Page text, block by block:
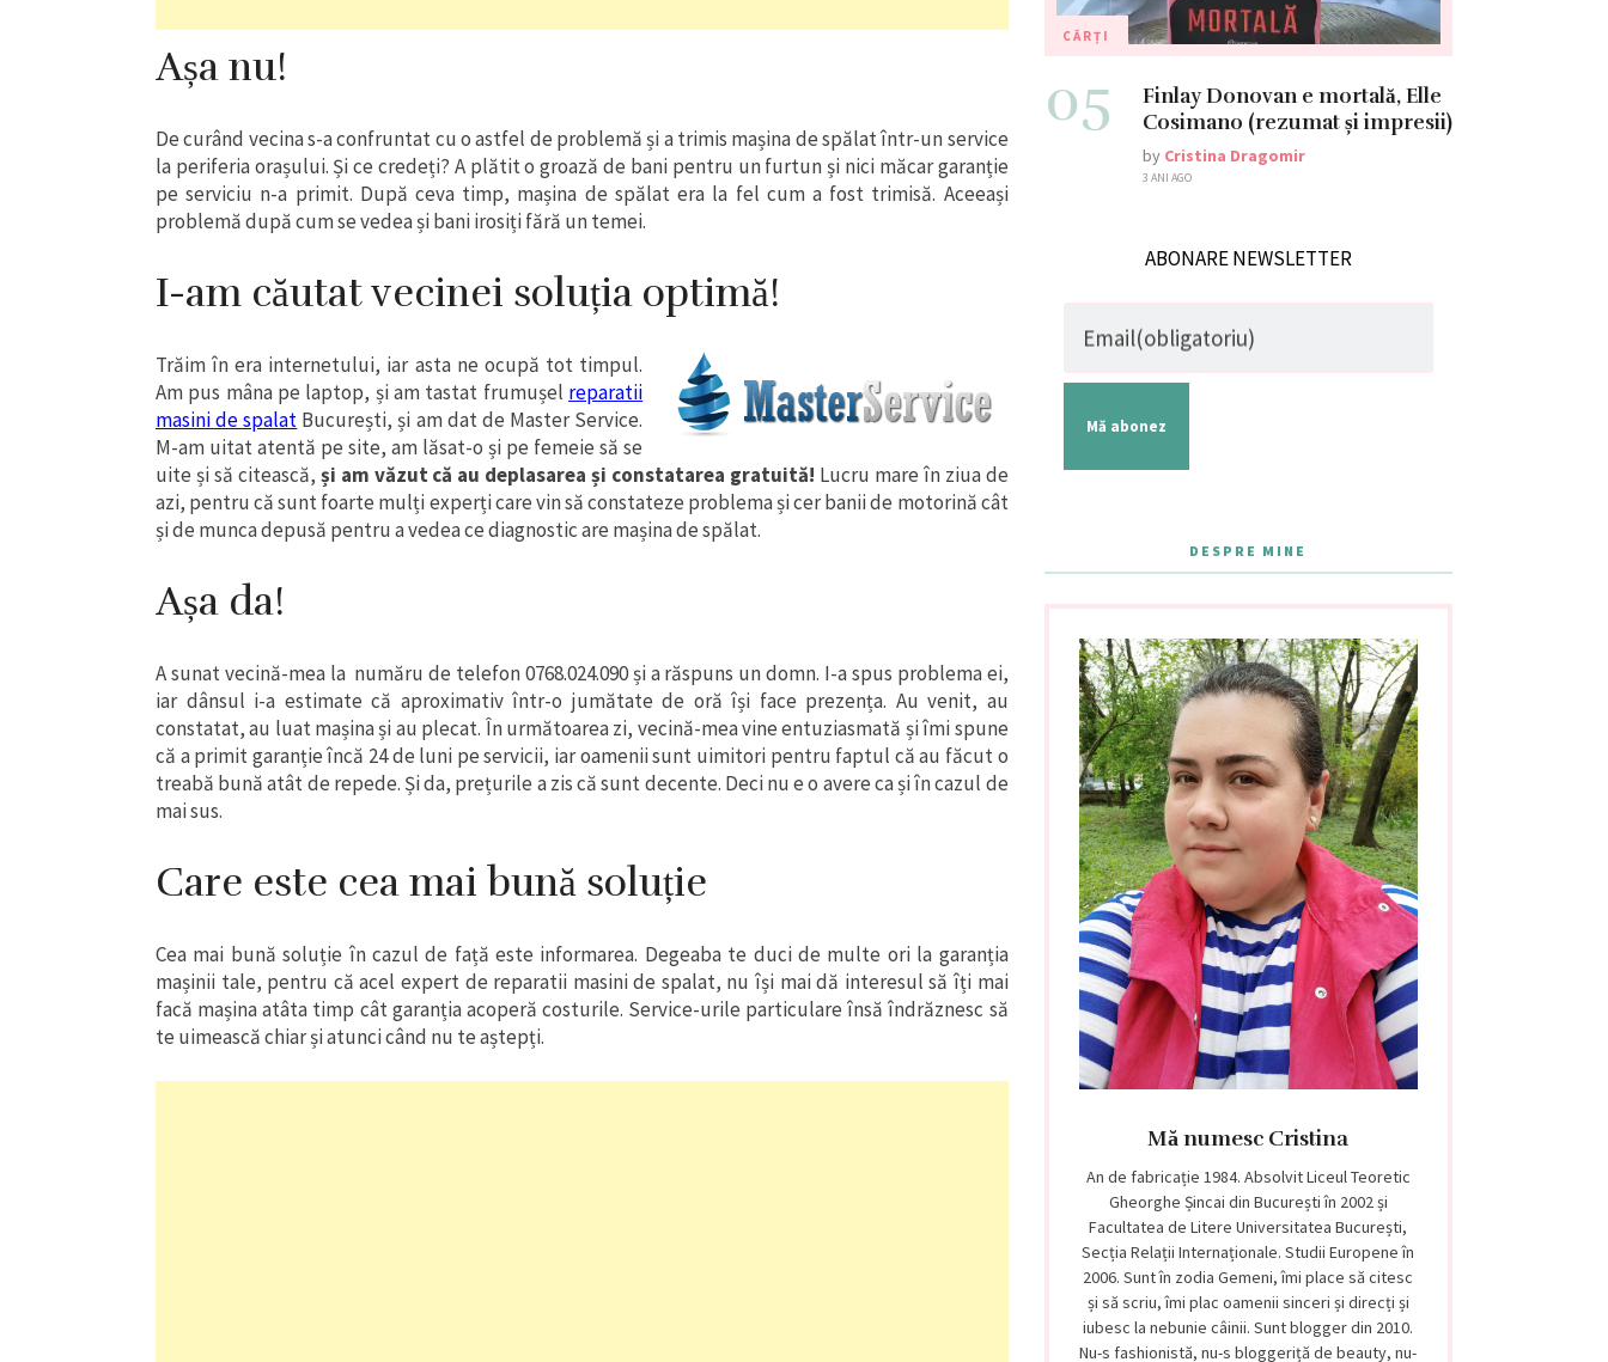
Așa nu!
De curând vecina s-a confruntat cu o astfel de problemă și a trimis mașina de spălat într-un service
la periferia orașului. Și ce credeți? A plătit o groază de bani pentru un furtun și nici măcar garanție
pe serviciu n-a primit. După ceva timp, mașina de spălat era la fel cum a fost trimisă. Aceeași
problemă după cum se vedea și bani irosiți fără un temei.
I-am căutat vecinei soluția optimă!
Trăim în era internetului, iar asta ne ocupă tot timpul.
Am pus mâna pe laptop, și am tastat frumușel reparatii
masini de spalat București, și am dat de Master Service.
M-am uitat atentă pe site, am lăsat-o și pe femeie să se
uite și să citească, și am văzut că au deplasarea și constatarea gratuită! Lucru mare în ziua de
azi, pentru că sunt foarte mulți experți care vin să constateze problema și cer banii de motorină cât
și de munca depusă pentru a vedea ce diagnostic are mașina de spălat.
Așa da!
A sunat vecină-mea la număru de telefon 0768.024.090 și a răspuns un domn. I-a spus problema ei,
iar dânsul i-a estimate că aproximativ într-o jumătate de oră își face prezența. Au venit, au
constatat, au luat mașina și au plecat. În următoarea zi, vecină-mea vine entuziasmată și îmi spune
că a primit garanție încă 24 de luni pe servicii, iar oamenii sunt uimitori pentru faptul că au făcut o
treabă bună atât de repede. Și da, prețurile a zis că sunt decente. Deci nu e o avere ca și în cazul de
mai sus.
Care este cea mai bună soluție
Cea mai bună soluție în cazul de față este informarea. Degeaba te duci de multe ori la garanția
mașinii tale, pentru că acel expert de reparatii masini de spalat, nu își mai dă interesul să îți mai
facă mașina atâta timp cât garanția acoperă costurile. Service-urile particulare însă îndrăznesc să
te uimească chiar și atunci când nu te aștepți.
CĂRȚI
05
Finlay Donovan e mortală, Elle
Cosimano (rezumat și impresii)
by Cristina Dragomir
3 ANI AGO
ABONARE NEWSLETTER
Email(obligatoriu)
Mă abonez
DESPRE MINE
Mă numesc Cristina
An de fabricație 1984. Absolvit Liceul Teoretic
Gheorghe Șincai din București în 2002 și
Facultatea de Litere Universitatea București,
Secția Relații Internaționale. Studii Europene în
2006. Sunt în zodia Gemeni, îmi place să citesc
și să scriu, îmi plac oamenii sinceri și direcți și
iubesc la nebunie câinii. Sunt blogger din 2010.
Nu-s fashionistă, nu-s bloggeriță de beauty, nu-